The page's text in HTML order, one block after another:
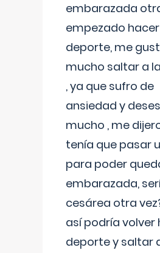
embarazada
empezado hacer
deporte, me
mucho saltar a
, ya que sufro de
ansiedad y
mucho , me
tenía que pasar
para poder
embarazada,
cesárea otra
así podría volver
deporte y saltar